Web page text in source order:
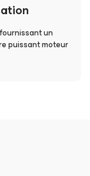
un
puissant moteur